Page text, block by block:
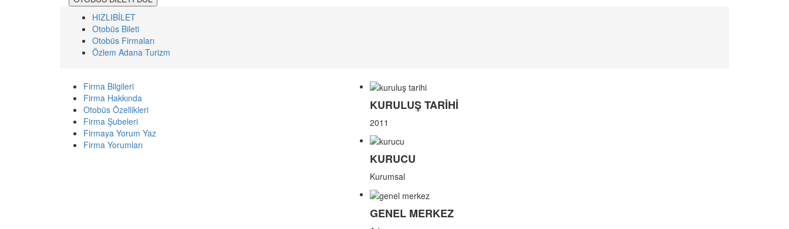
HIZLIBİLET
Otobüs Bileti
Otobüs Firmaları
Özlem Adana Turizm
Firma Bilgileri
Firma Hakkında
Otobüs Özellikleri
Firma Şubeleri
Firmaya Yorum Yaz
Firma Yorumları
KURULUŞ TARİHİ
2011
KURUCU
Kurumsal
GENEL MERKEZ